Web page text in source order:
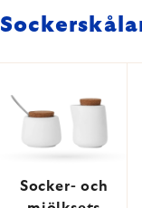
Socker- och